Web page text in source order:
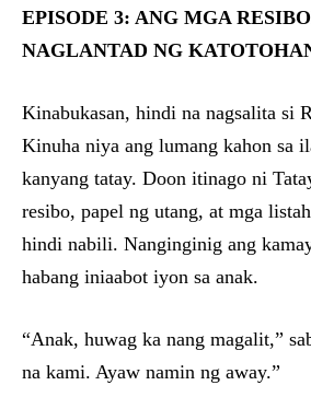
EPISODE 3: ANG MGA
NAGLANTAD NG
Kinabukasan, hindi na nagsalita si
Kinuha niya ang lumang kahon sa
kanyang tatay. Doon itinago ni
resibo, papel ng utang, at mga
hindi nabili. Nanginginig ang
habang iniaabot iyon sa anak.
“Anak, huwag ka nang magalit,”
na kami. Ayaw namin ng away.”